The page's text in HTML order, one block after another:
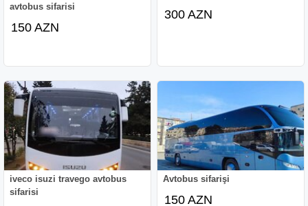
avtobus sifarisi
150 AZN
300 AZN
iveco isuzi travego avtobus
sifarisi
Avtobus sifarişi
150 AZN